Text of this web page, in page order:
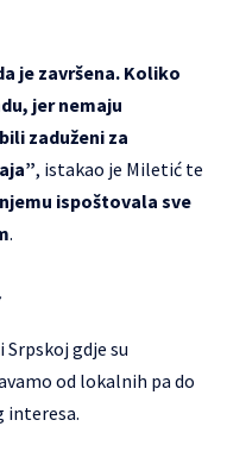
je završena. Koliko
jer nemaju
zaduženi za
, istakao je Miletić te
ispoštovala sve
.
gdje su
od lokalnih pa do
interesa.